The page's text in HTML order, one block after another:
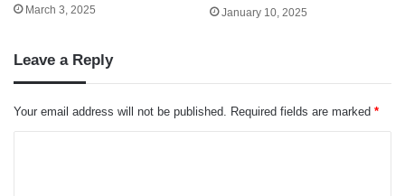
March 3, 2025 January 10, 2025
Leave a Reply
Your email address will not be published. Required fields are marked *